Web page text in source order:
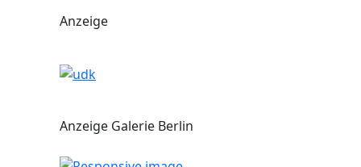
Anzeige
Anzeige Galerie Berlin